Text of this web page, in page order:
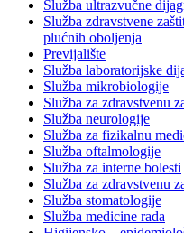
Služba ultrazvučne
Služba zdravstvene
plućnih oboljenja
Previjalište
Služba laboratorijske
Služba mikrobiologije
Služba za zdravstvenu
Služba neurologije
Služba za fizikalnu
Služba oftalmologije
Služba za interne bolesti
Služba za zdravstvenu
Služba stomatologije
Služba medicine rada